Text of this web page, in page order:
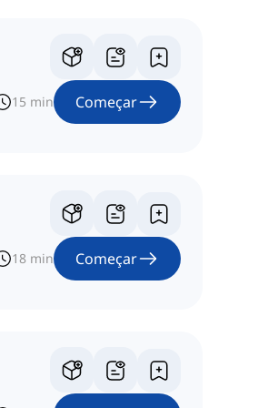
15 min Começar
18 min Começar